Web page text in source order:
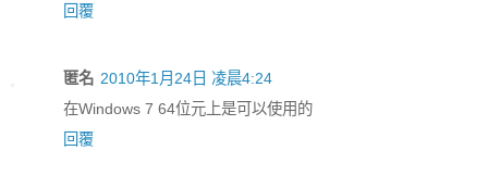
回覆
匿名 2010年1月24日 凌晨4:24
在Windows 7 64位元上是可以使用的
回覆